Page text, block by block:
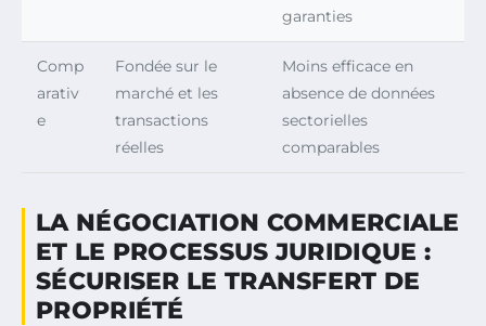
garanties
Comp
arativ
e
Fondée sur le
marché et les
transactions
réelles
Moins efficace en
absence de données
sectorielles
comparables
LA NÉGOCIATION COMMERCIALE
ET LE PROCESSUS JURIDIQUE :
SÉCURISER LE TRANSFERT DE
PROPRIÉTÉ